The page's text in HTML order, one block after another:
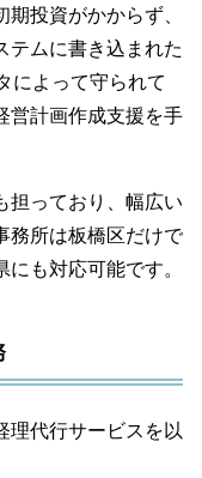
投資がかからず、
テムに書き込まれた
によって守られて
営計画作成支援を手
担っており、幅広い
務所は板橋区だけで
も対応可能です。
理代行サービスを以